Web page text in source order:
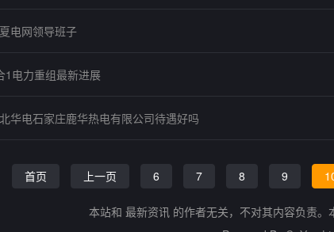
电网领导班子
1电力重组最新进展
华电石家庄鹿华热电有限公司待遇好吗
首页 上一页 6 7 8 9
本站和 最新资讯 的作者无关，不对其内容负责。